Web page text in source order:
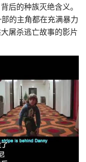
后的种族灭绝含义。
的主角都在充满暴力
屠杀逃亡故事的影片